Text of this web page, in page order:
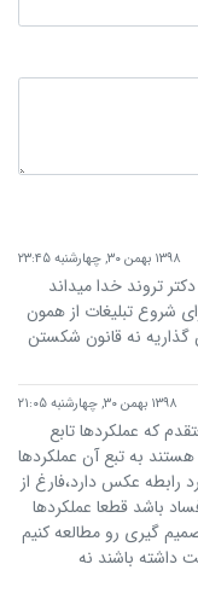
۱۳۹۸ بهمن ۳۰, چهارشنبه ۲۳:۴۵
تروند خدا میداند
شروع تبلیغات از همون
گذاریه نه قانون شکستن
۱۳۹۸ بهمن ۳۰, چهارشنبه ۲۱:۰۵
که عملکردها تابع
به تبع آن عملکردها
عکس دارد،فارغ از
باشد قطعا عملکردها
گیری رو مطالعه کنیم
داشته باشند نه